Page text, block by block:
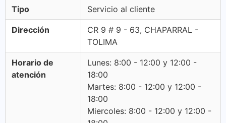
Tipo Servicio al cliente
Dirección
CR 9 # 9 - 63, CHAPARRAL -
TOLIMA
Horario de
atención
Lunes: 8:00 - 12:00 y 12:00 -
18:00
Martes: 8:00 - 12:00 y 12:00 -
18:00
Miercoles: 8:00 - 12:00 y 12:00 -